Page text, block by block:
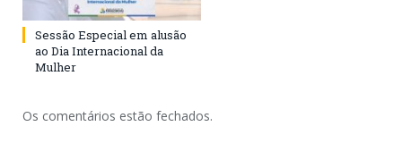
Sessão Especial em alusão
ao Dia Internacional da
Mulher
Os comentários estão fechados.